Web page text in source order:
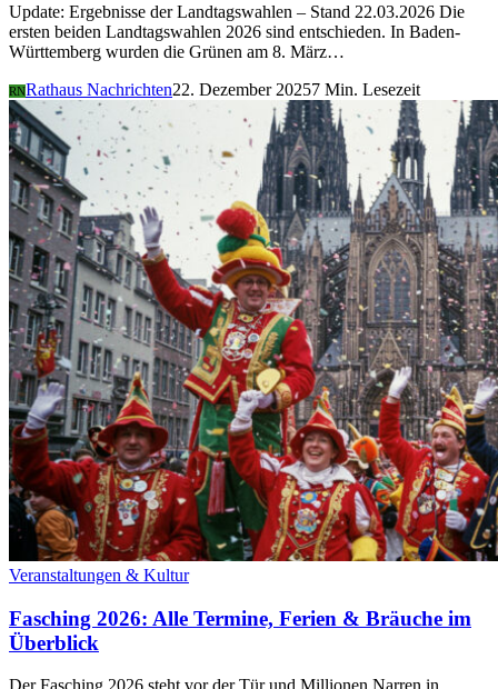
Update: Ergebnisse der Landtagswahlen – Stand 22.03.2026 Die
ersten beiden Landtagswahlen 2026 sind entschieden. In Baden-
Württemberg wurden die Grünen am 8. März…
RNRathaus Nachrichten22. Dezember 20257 Min. Lesezeit
Veranstaltungen & Kultur
Fasching 2026: Alle Termine, Ferien & Bräuche im
Überblick